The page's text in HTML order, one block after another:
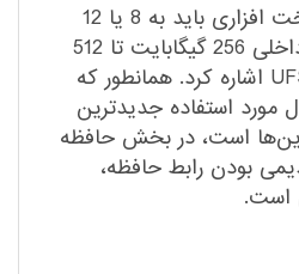
از دیگر مشخصات سخت افزاری باید به 8 یا 12
گیگابایت رم، حافظه داخلی 256 گیگابایت تا 512
گیگابایت از نوع UFS 3.1 اشاره کرد. همانطور که
مورد استفاده جدیدترین
است، در بخش حافظه
بودن رابط حافظه،
است.